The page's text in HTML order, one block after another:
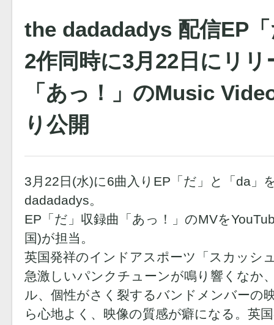
the dadadadys 配信EP
2作同時に3月22日にリリ
「あっ！」のMusic
り公開
3月22日(水)に6曲入りEP「だ」と「da」
dadadadys。
EP「だ」収録曲「あっ！」のMVを
国)が担当。
英国発祥のインドアスポーツ「スカッシ
急激しいパンクチューンが鳴り響くなか
ル、個性がさく裂するバンドメンバーの
ら心地よく、映像の質感が癖になる。英